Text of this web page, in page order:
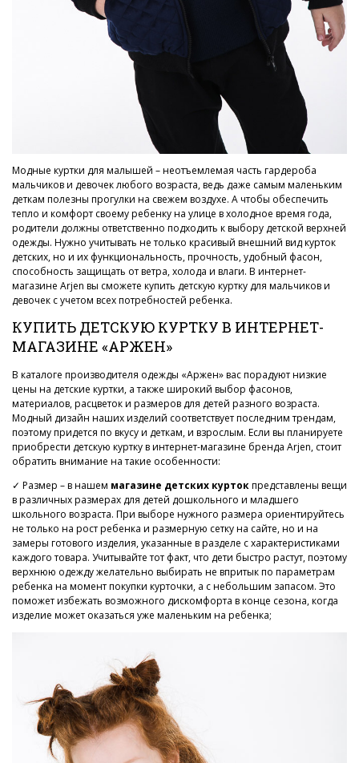
Модные куртки для малышей – неотъемлемая часть гардероба
мальчиков и девочек любого возраста, ведь даже самым маленьким
деткам полезны прогулки на свежем воздухе. А чтобы обеспечить
тепло и комфорт своему ребенку на улице в холодное время года,
родители должны ответственно подходить к выбору детской верхней
одежды. Нужно учитывать не только красивый внешний вид курток
детских, но и их функциональность, прочность, удобный фасон,
способность защищать от ветра, холода и влаги. В интернет-
магазине Arjen вы сможете купить детскую куртку для мальчиков и
девочек с учетом всех потребностей ребенка.
КУПИТЬ ДЕТСКУЮ КУРТКУ В ИНТЕРНЕТ-
МАГАЗИНЕ «АРЖЕН»
В каталоге производителя одежды «Аржен» вас порадуют низкие
цены на детские куртки, а также широкий выбор фасонов,
материалов, расцветок и размеров для детей разного возраста.
Модный дизайн наших изделий соответствует последним трендам,
поэтому придется по вкусу и деткам, и взрослым. Если вы планируете
приобрести детскую куртку в интернет-магазине бренда Arjen, стоит
обратить внимание на такие особенности:
✓ Размер – в нашем магазине детских куртокпредставлены вещи
в различных размерах для детей дошкольного и младшего
школьного возраста. При выборе нужного размера ориентируйтесь
не только на рост ребенка и размерную сетку на сайте, но и на
замеры готового изделия, указанные в разделе с характеристиками
каждого товара. Учитывайте тот факт, что дети быстро растут, поэтому
верхнюю одежду желательно выбирать не впритык по параметрам
ребенка на момент покупки курточки, а с небольшим запасом. Это
поможет избежать возможного дискомфорта в конце сезона, когда
изделие может оказаться уже маленьким на ребенка;